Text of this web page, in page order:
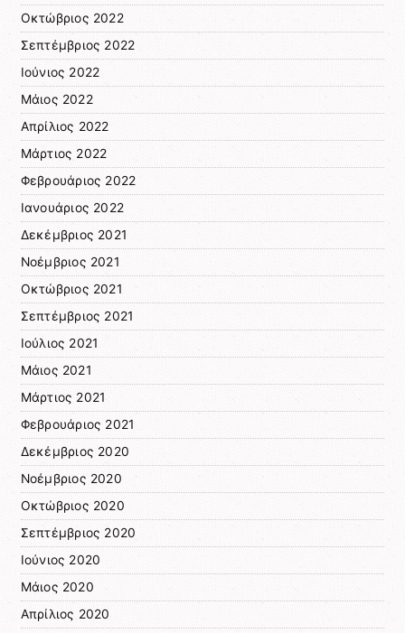
Οκτώβριος 2022
Σεπτέμβριος 2022
Ιούνιος 2022
Μάιος 2022
Απρίλιος 2022
Μάρτιος 2022
Φεβρουάριος 2022
Ιανουάριος 2022
Δεκέμβριος 2021
Νοέμβριος 2021
Οκτώβριος 2021
Σεπτέμβριος 2021
Ιούλιος 2021
Μάιος 2021
Μάρτιος 2021
Φεβρουάριος 2021
Δεκέμβριος 2020
Νοέμβριος 2020
Οκτώβριος 2020
Σεπτέμβριος 2020
Ιούνιος 2020
Μάιος 2020
Απρίλιος 2020